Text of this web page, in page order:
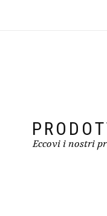
Eccovi i nostri